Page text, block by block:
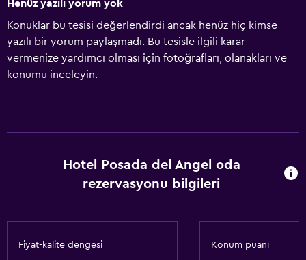
Henüz yazılı yorum yok
Konuklar bu tesisi değerlendirdi ancak henüz hiç kimse
yazılı bir yorum paylaşmadı. Bu tesisle ilgili karar
vermenize yardımcı olması için fotoğrafları, olanakları ve
konumu inceleyin.
Hotel Posada del Angel oda
rezervasyonu bilgileri
Fiyat-kalite dengesi Konum puanı